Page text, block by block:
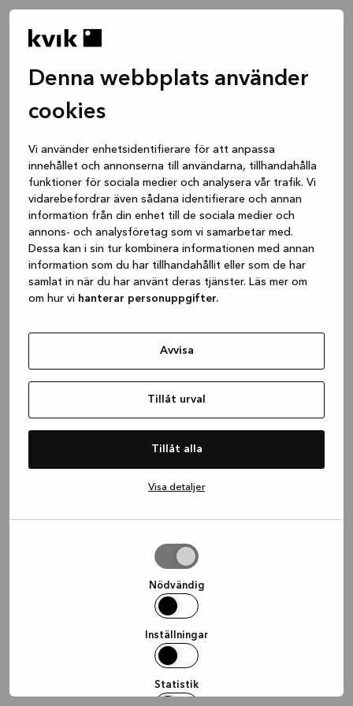
Denna webbplats använder
cookies
Vi använder enhetsidentifierare för att anpassa
innehållet och annonserna till användarna, tillhandahålla
funktioner för sociala medier och analysera vår trafik. Vi
vidarebefordrar även sådana identifierare och annan
information från din enhet till de sociala medier och
annons- och analysföretag som vi samarbetar med.
Dessa kan i sin tur kombinera informationen med annan
information som du har tillhandahållit eller som de har
samlat in när du har använt deras tjänster. Läs mer om
om hur vi hanterar personuppgifter.
Avvisa
Tillåt urval
Tillåt alla
Visa detaljer
Nödvändig
Inställningar
Statistik
(see the browser console for more
information).